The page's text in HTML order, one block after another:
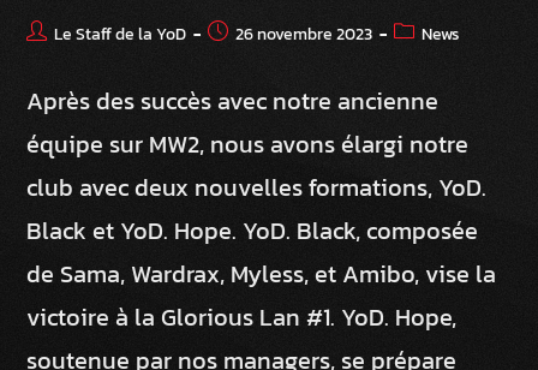
Le Staff de la YoD 26 novembre 2023 News
Après des succès avec notre ancienne
équipe sur MW2, nous avons élargi notre
club avec deux nouvelles formations, YoD.
Black et YoD. Hope. YoD. Black, composée
de Sama, Wardrax, Myless, et Amibo, vise la
victoire à la Glorious Lan #1. YoD. Hope,
soutenue par nos managers, se prépare